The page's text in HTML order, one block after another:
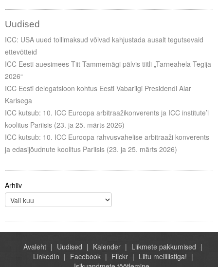
Kontakt
Liitu meililistiga
Oskusteave
Incoterms® 2020
Abimaterjalid
Projektid
Uudised
ICC: USA uued tollimaksud võivad kahjustada ausalt tegutsevaid
ettevõtteid
ICC Eesti auesimees Tiit Tammemägi pälvis tiitli „Tarneahela Tegija
2026“
ICC Eesti delegatsioon kohtus Eesti Vabariigi Presidendi Alar
Karisega
ICC kutsub: 10. ICC Euroopa arbitraažikonverents ja ICC institute’i
koolitus Pariisis (23. ja 25. märts 2026)
ICC kutsub: 10. ICC Euroopa rahvusvahelise arbitraaži konverents
ja edasijõudnute koolitus Pariisis (23. ja 25. märts 2026)
Arhiiv
Avaleht Uudised Kalender
Liikmete pakkumised
LinkedIn
Facebook Flickr
Liitu meililistiga!